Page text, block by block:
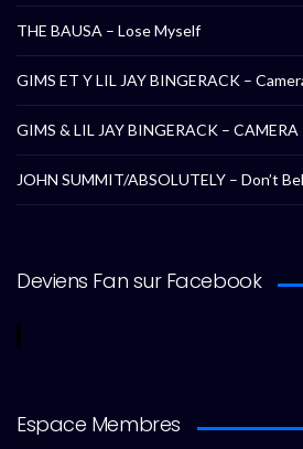
THE BAUSA – Lose Myself
GIMS ET Y LIL JAY BINGERACK –
GIMS & LIL JAY BINGERACK – CAMERA
JOHN SUMMIT/ABSOLUTELY – Don’t
Deviens Fan sur Facebook
Espace Membres